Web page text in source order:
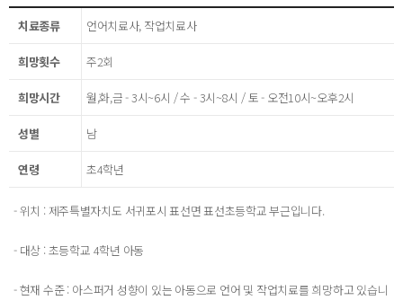
치료종류 언어치료사, 작업치료사
희망횟수 주2회
희망시간 월,화,금 - 3시~6시 / 수 - 3시~8시 / 토 - 오전10시~오후2시
성별 남
연령 초4학년
- 위치 : 제주특별자치도 서귀포시 표선면 표선초등학교 부근입니다.
- 대상 : 초등학교 4학년 아동
- 현재 수준 : 아스퍼거 성향이 있는 아동으로 언어 및 작업치료를 희망하고 있습니